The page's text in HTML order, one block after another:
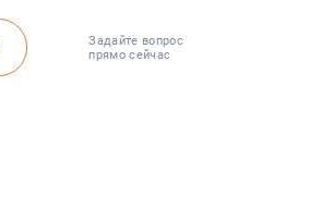
Задайте вопрос
прямо сейчас